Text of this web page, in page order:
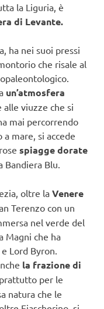
la Liguria, è
di Levante.
ha nei suoi pressi
che risale al
un’atmosfera
alle viuzze che si
mai percorrendo
mare, si accede
spiagge dorate
Blu.
oltre la Venere
Terenzo con un
nel verde del
Magni che ha
Lord Byron.
la frazione di
per le
natura che le